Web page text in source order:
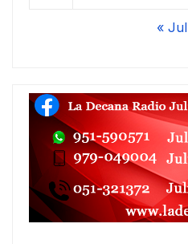
« Jul